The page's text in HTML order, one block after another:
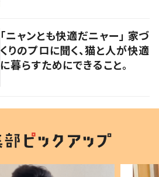
「ニャンとも快適だニャー」 家づ
くりのプロに聞く、猫と人が快適
に暮らすためにできること。